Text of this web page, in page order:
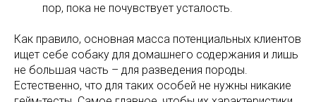
пор, пока не почувствует усталость.
Как правило, основная масса потенциальных клиентов
ищет себе собаку для домашнего содержания и лишь
не большая часть – для разведения породы.
Естественно, что для таких особей не нужны никакие